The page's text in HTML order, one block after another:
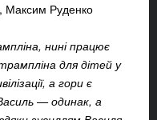
Максим Руденко
нині працює
для дітей у
а гори є
— одинак, а